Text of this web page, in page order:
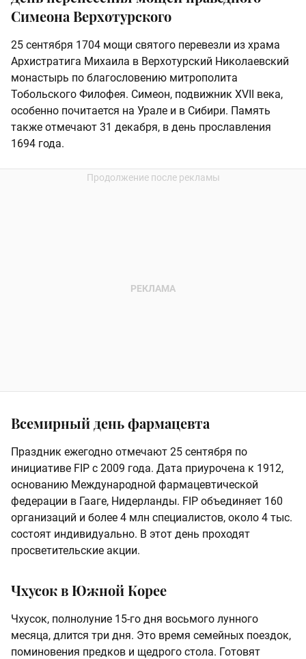
Симеона Верхотурского
25 сентября 1704 мощи святого перевезли из храма
Архистратига Михаила в Верхотурский Николаевский
монастырь по благословению митрополита
Тобольского Филофея. Симеон, подвижник XVII века,
особенно почитается на Урале и в Сибири. Память
также отмечают 31 декабря, в день прославления
1694 года.
Всемирный день фармацевта
Праздник ежегодно отмечают 25 сентября по
инициативе FIP с 2009 года. Дата приурочена к 1912,
основанию Международной фармацевтической
федерации в Гааге, Нидерланды. FIP объединяет 160
организаций и более 4 млн специалистов, около 4 тыс.
состоят индивидуально. В этот день проходят
просветительские акции.
Чхусок в Южной Корее
Чхусок, полнолуние 15‑го дня восьмого лунного
месяца, длится три дня. Это время семейных поездок,
поминовения предков и щедрого стола. Готовят